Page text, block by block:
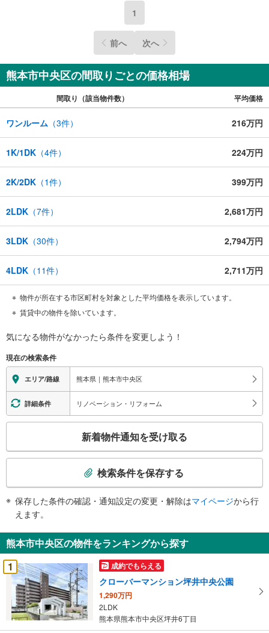
1
前へ 次へ
熊本市中央区の間取りごとの価格相場
間取り（該当物件数） 平均価格
ワンルーム （3件） 216万円
1K/1DK （4件） 224万円
2K/2DK （1件） 399万円
2LDK （7件） 2,681万円
3LDK （30件） 2,794万円
4LDK （11件） 2,711万円
物件が所在する市区町村を対象とした平均価格を表示しています。
賃貸中の物件を除いています。
気になる物件がなかったら条件を変更しよう！
現在の検索条件
エリア/路線 熊本県｜熊本市中央区
詳細条件 リノベーション・リフォーム
検
知
を
受
け
取
る
・
新着物件通知を受け取る
検索条件を保存する
保存した条件の確認・通知設定の変更・解除はマイページから行
えます。
熊本市中央区の物件をランキングから探す
1
成約でもらえる
クローバーマンション坪井中央公園
1,290万円
2LDK
熊本県熊本市中央区坪井6丁目